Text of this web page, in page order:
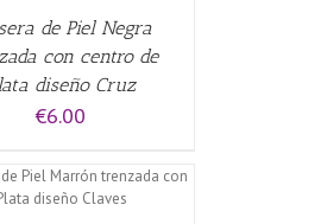
de Piel Negra
con centro de
diseño Cruz
€6.00